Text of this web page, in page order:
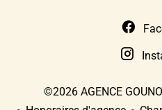
©2026 AGENCE